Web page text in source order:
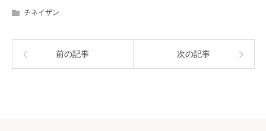
チネイザン
前の記事 次の記事